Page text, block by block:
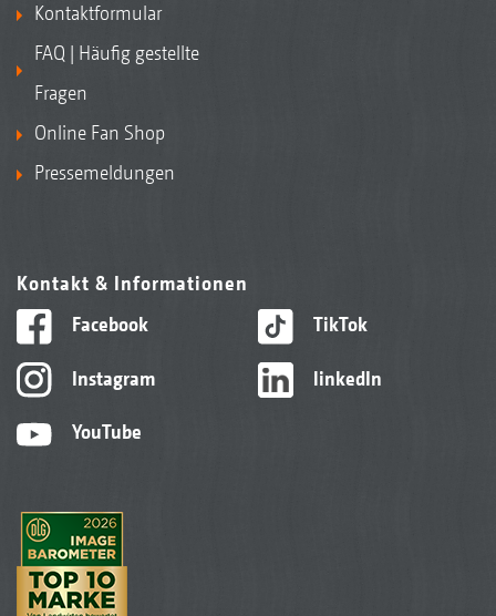
Kontaktformular
FAQ | Häufig gestellte
Fragen
Online Fan Shop
Pressemeldungen
Kontakt & Informationen
Facebook
Instagram
YouTube
TikTok
linkedIn